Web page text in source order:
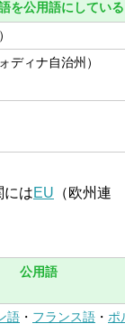
を公用語にしてい
ディナ自治州）
にはEU （欧州連
公用語
語 ・ フランス語 ・ ポ